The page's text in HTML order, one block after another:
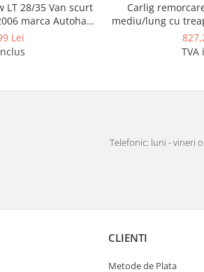
LT 28/35 Van scurt
marca Autohak
Lei
Carlig
mediu/lung cu
TVA
Telefonic: luni - vineri
CLIENTI
Metode de Plata